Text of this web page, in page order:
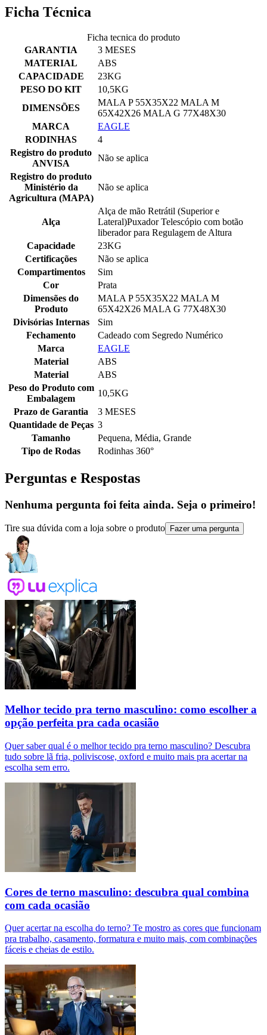
Ficha Técnica
Ficha tecnica do produto
GARANTIA
3 MESES
MATERIAL
ABS
CAPACIDADE
23KG
PESO DO KIT
10,5KG
DIMENSÕES
MALA P 55X35X22 MALA M
65X42X26 MALA G 77X48X30
MARCA
EAGLE
RODINHAS
4
Registro do produto
ANVISA
Não se aplica
Registro do produto
Ministério da
Agricultura (MAPA)
Não se aplica
Alça
Alça de mão Retrátil (Superior e
Lateral)Puxador Telescópio com botão
liberador para Regulagem de Altura
Capacidade
23KG
Certificações
Não se aplica
Compartimentos
Sim
Cor
Prata
Dimensões do
Produto
MALA P 55X35X22 MALA M
65X42X26 MALA G 77X48X30
Divisórias Internas
Sim
Fechamento
Cadeado com Segredo Numérico
Marca
EAGLE
Material
ABS
Material
ABS
Peso do Produto com
Embalagem
10,5KG
Prazo de Garantia
3 MESES
Quantidade de Peças 3
Tamanho
Pequena, Média, Grande
Tipo de Rodas
Rodinhas 360°
Perguntas e Respostas
Nenhuma pergunta foi feita ainda. Seja o primeiro!
Tire sua dúvida com a loja sobre o produto Fazer uma pergunta
Melhor tecido pra terno masculino: como escolher a
opção perfeita pra cada ocasião
Quer saber qual é o melhor tecido pra terno masculino? Descubra
tudo sobre lã fria, poliviscose, oxford e muito mais pra acertar na
escolha sem erro.
Cores de terno masculino: descubra qual combina
com cada ocasião
Quer acertar na escolha do terno? Te mostro as cores que funcionam
pra trabalho, casamento, formatura e muito mais, com combinações
fáceis e cheias de estilo.